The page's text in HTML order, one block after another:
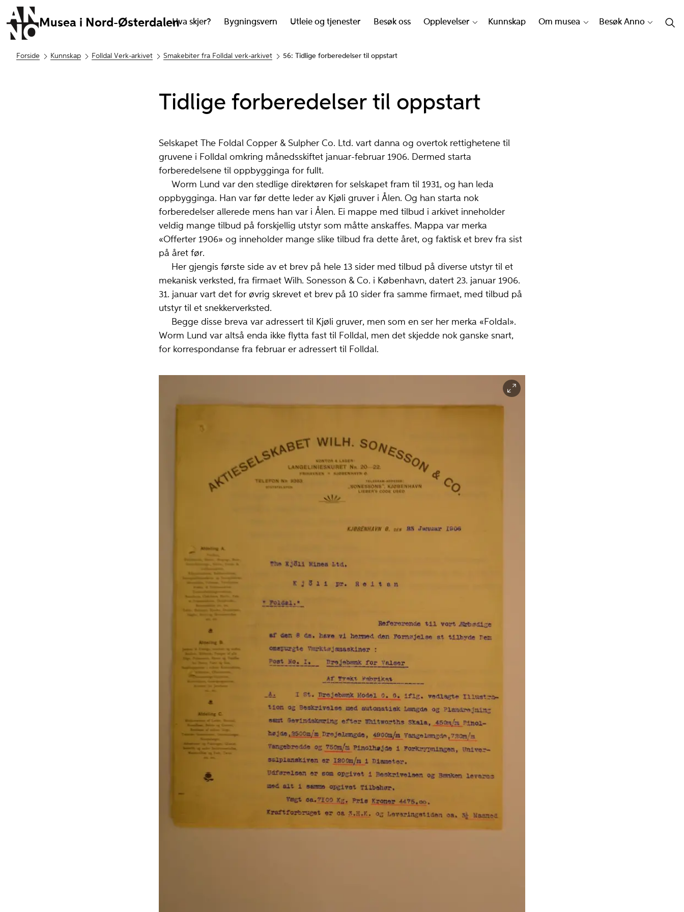
Musea i Nord-ØsterdalenHva skjer? Bygningsvern Utleie og tjenester Besøk oss Opplevelser Kunnskap Om musea Besøk Anno
Forside Kunnskap Folldal Verk-arkivet Smakebiter fra Folldal verk-arkivet 56: Tidlige forberedelser til oppstart
Tidlige forberedelser til oppstart
Selskapet The Foldal Copper & Sulpher Co. Ltd. vart danna og overtok rettighetene til
gruvene i Folldal omkring månedsskiftet januar-februar 1906. Dermed starta
forberedelsene til oppbygginga for fullt.
Worm Lund var den stedlige direktøren for selskapet fram til 1931, og han leda
oppbygginga. Han var før dette leder av Kjøli gruver i Ålen. Og han starta nok
forberedelser allerede mens han var i Ålen. Ei mappe med tilbud i arkivet inneholder
veldig mange tilbud på forskjellig utstyr som måtte anskaffes. Mappa var merka
«Offerter 1906» og inneholder mange slike tilbud fra dette året, og faktisk et brev fra sist
på året før.
Her gjengis første side av et brev på hele 13 sider med tilbud på diverse utstyr til et
mekanisk verksted, fra firmaet Wilh. Sonesson & Co. i København, datert 23. januar 1906.
31. januar vart det for øvrig skrevet et brev på 10 sider fra samme firmaet, med tilbud på
utstyr til et snekkerverksted.
Begge disse breva var adressert til Kjøli gruver, men som en ser her merka «Foldal».
Worm Lund var altså enda ikke flytta fast til Folldal, men det skjedde nok ganske snart,
for korrespondanse fra februar er adressert til Folldal.